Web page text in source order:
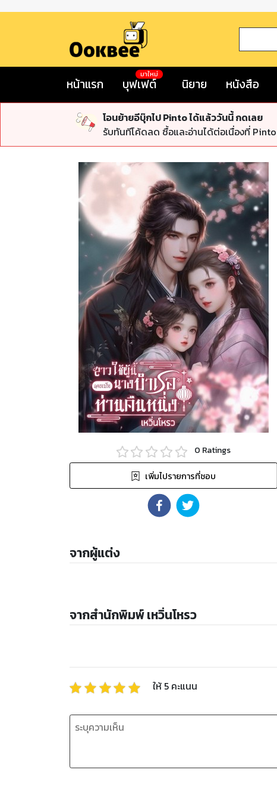
หน้าแรก บุฟเฟต์
มาใหม่
นิยาย หนังสือ
โอนย้ายอีบุ๊กไป Pinto ได้แล้ววันนี้ กดเลย
รับทันทีโค้ดลด ซื้อและอ่านได้ต่อเนื่องที่ Pinto
0 Ratings
เพิ่มไปรายการที่ชอบ
จากผู้แต่ง
จากสำนักพิมพ์ เหวิ่นโหรว
ให้ 5 คะแนน